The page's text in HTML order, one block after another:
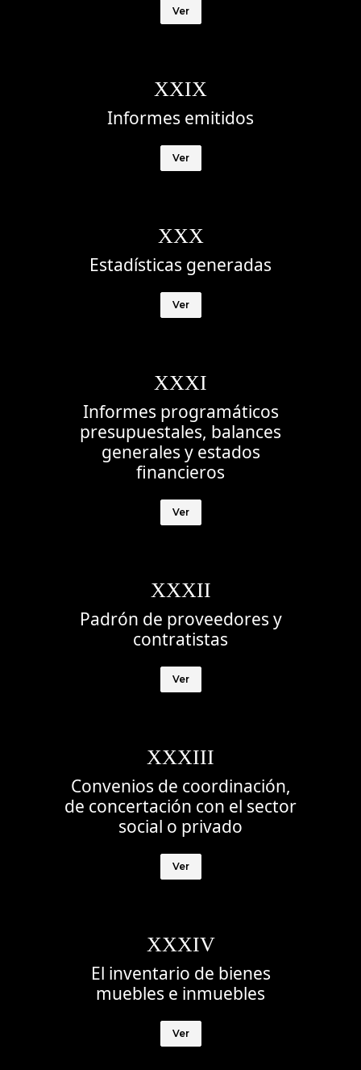
Ver
XXIX
Informes emitidos
Ver
XXX
Estadísticas generadas
Ver
XXXI
Informes programáticos
presupuestales, balances
generales y estados
financieros
Ver
XXXII
Padrón de proveedores y
contratistas
Ver
XXXIII
Convenios de coordinación,
de concertación con el sector
social o privado
Ver
XXXIV
El inventario de bienes
muebles e inmuebles
Ver